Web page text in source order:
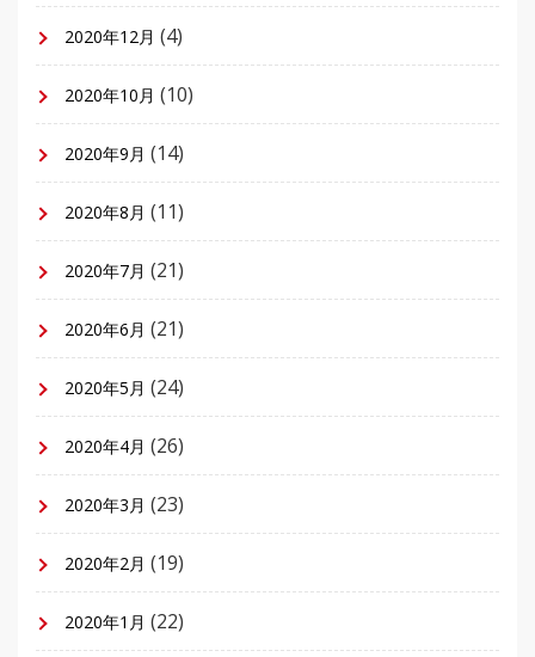
2020年12月 (4)
2020年10月 (10)
2020年9月 (14)
2020年8月 (11)
2020年7月 (21)
2020年6月 (21)
2020年5月 (24)
2020年4月 (26)
2020年3月 (23)
2020年2月 (19)
2020年1月 (22)